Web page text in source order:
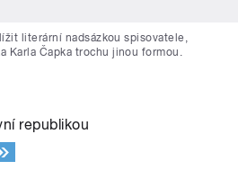
literární nadsázkou spisovatele,
Karla Čapka trochu jinou formou.
republikou